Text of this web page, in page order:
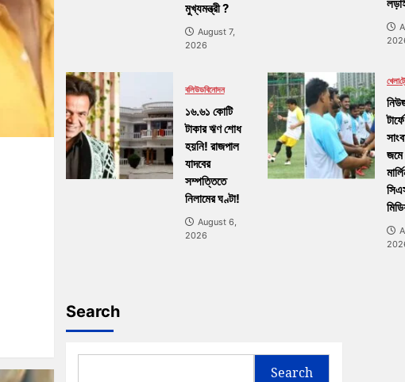
মুখ্যমন্ত্রী ?
August 7,
2026
বলিউডবিনোদন
১৬.৬১ কোটি
টাকার ঋণ শোধ
হয়নি! রাজপাল
যাদবের
সম্পত্তিতে
নিলামের ঘণ্টা!
August 6,
2026
খেলা
টার্ফে
Search
Search